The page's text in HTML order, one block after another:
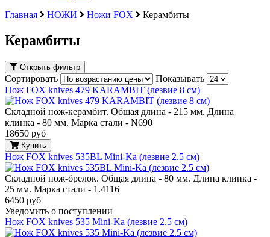
Главная
НОЖИ Ножи FOX Керамбиты
Керамбиты
Открыть фильтр
Сортировать
Показывать
Нож FOX knives 479 KARAMBIT (лезвие 8 см)
Складной нож-керамбит. Общая длина - 215 мм. Длина
клинка - 80 мм. Марка стали - N690
18650 руб
Купить
Нож FOX knives 535BL Mini-Ka (лезвие 2.5 см)
Складной нож-брелок. Общая длина - 80 мм. Длина клинка -
25 мм. Марка стали - 1.4116
6450 руб
Уведомить о поступлении
Нож FOX knives 535 Mini-Ka (лезвие 2.5 см)